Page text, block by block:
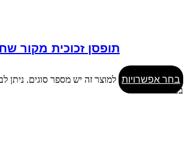
תופסן זכוכית מקור
בחר אפשרויות למוצר זה יש מספר סוגים. ניתן
בעמוד המוצר